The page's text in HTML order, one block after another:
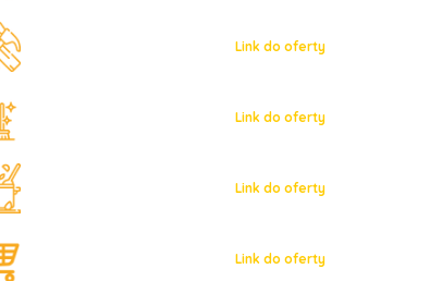
Link do oferty
Link do oferty
Link do oferty
Link do oferty